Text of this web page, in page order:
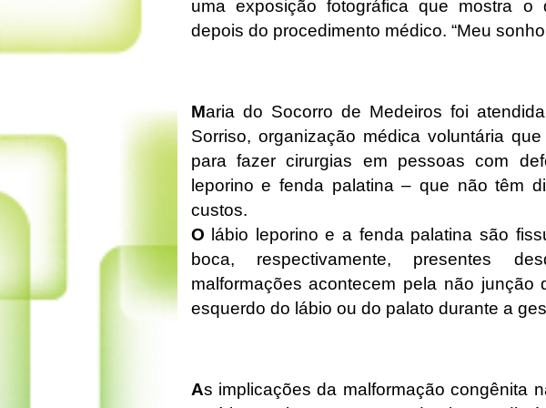
uma exposição fotográfica que mostra
depois do procedimento médico. “Meu
Maria do Socorro de Medeiros foi
Sorriso, organização médica voluntária
para fazer cirurgias em pessoas com
leporino e fenda palatina – que não têm
custos.
O lábio leporino e a fenda palatina são
boca, respectivamente, presentes
malformações acontecem pela não junção
esquerdo do lábio ou do palato durante a
As implicações da malformação congênita